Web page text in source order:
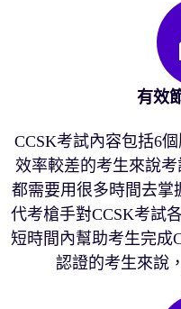
有效
CCSK考試內容包括6
效率較差的考生來說
都需要用很多時間去掌
代考槍手對CCSK考試
短時間內幫助考生完成
認證的考生來說